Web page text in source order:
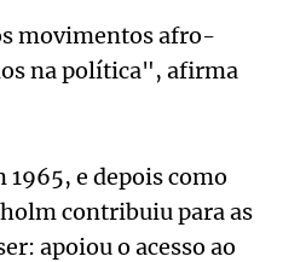
movimentos afro-
na política", afirma
1965, e depois como
contribuiu para as
apoiou o acesso ao